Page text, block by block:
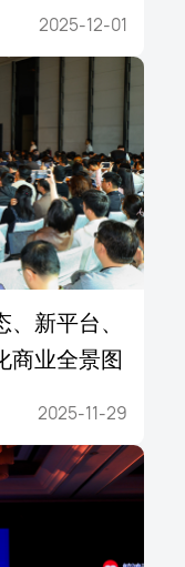
2025-12-01
新平台、
商业全景图
2025-11-29